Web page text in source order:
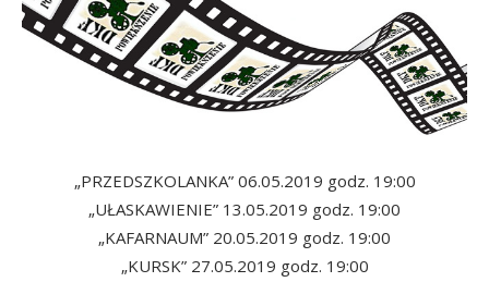
„PRZEDSZKOLANKA” 06.05.2019 godz. 19:00
„UŁASKAWIENIE” 13.05.2019 godz. 19:00
„KAFARNAUM” 20.05.2019 godz. 19:00
„KURSK” 27.05.2019 godz. 19:00